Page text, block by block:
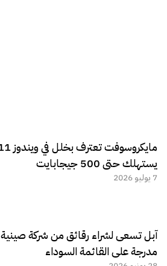
يستهلك حتى 500 جيجابايت
7 يوليو 2026
آبل تسعى لشراء رقائق من شركة صينية
مدرجة على القائمة السوداء